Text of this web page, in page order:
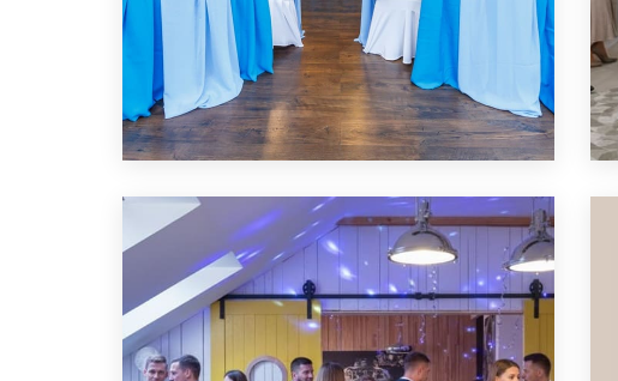
ЛОФТ ДЛЯ ПОМОЛВКИ
ПОДРОБНЕЕ